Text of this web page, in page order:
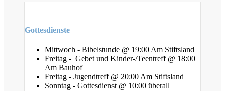
Gottesdienste
Mittwoch - Bibelstunde @ 19:00 Am Stiftsland
Freitag - Gebet und Kinder-/Teentreff @ 18:00
Am Bauhof
Freitag - Jugendtreff @ 20:00 Am Stiftsland
Sonntag - Gottesdienst @ 10:00 überall